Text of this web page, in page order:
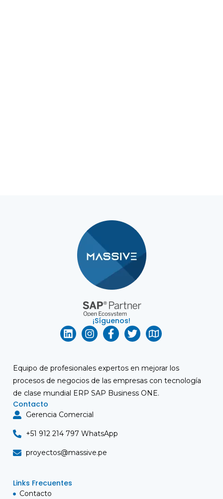
¡Síguenos!
Equipo de profesionales expertos en mejorar los
procesos de negocios de las empresas con tecnología
de clase mundial ERP SAP Business ONE.
Contacto
Gerencia Comercial
+51 912 214 797 WhatsApp
proyectos@massive.pe
Links Frecuentes
Contacto